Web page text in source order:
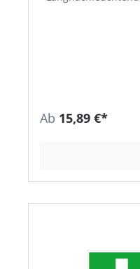
Ab 15,89 €*